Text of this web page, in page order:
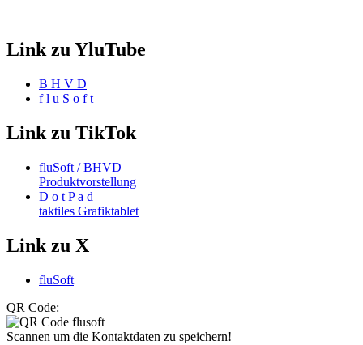
Link zu YluTube
B H V D
f l u S o f t
Link zu TikTok
fluSoft / BHVD
Produktvorstellung
D o t P a d
taktiles Grafiktablet
Link zu X
fluSoft
QR Code:
Scannen um die Kontaktdaten zu speichern!